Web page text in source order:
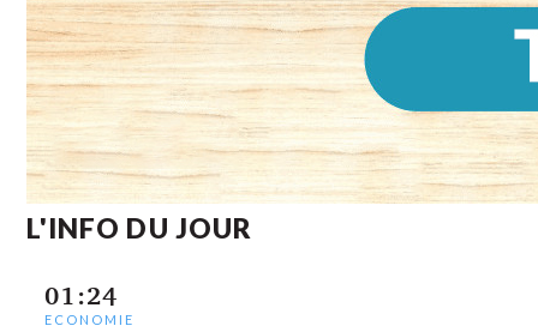
L'INFO DU JOUR
01:24
ECONOMIE